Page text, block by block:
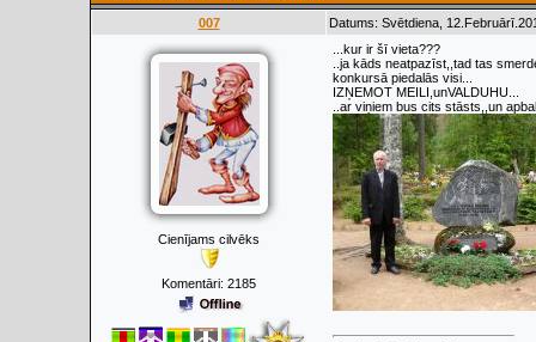
007 Datums: Svētdiena,
Cienījams cilvēks
Komentāri: 2185
...kur ir šī vieta???
..ja kāds neatpazīst,,tad tas
konkursā piedalās visi...
IZŅEMOT MEILI,unVALDUHU...
..ar viņiem bus cits stāsts,,un